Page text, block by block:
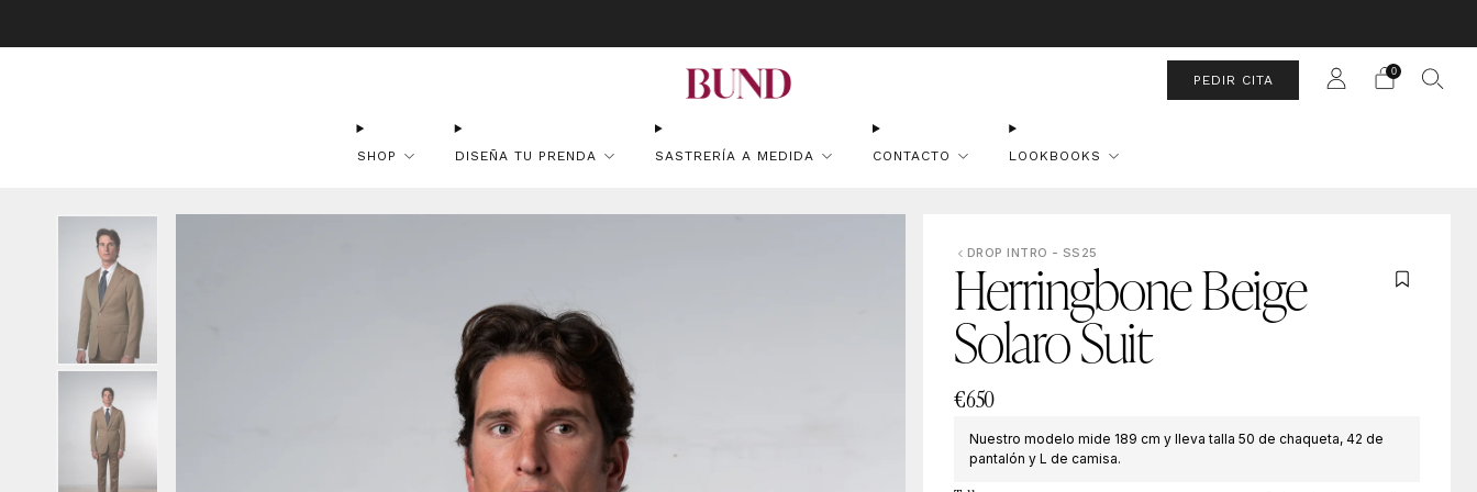
SHOP DISEÑA TU PRENDA SASTRERÍA A MEDIDA CONTACTO LOOKBOOKS
PEDIR CITA
0
DROP INTRO - SS25
Herringbone Beige
Solaro Suit
€650
Nuestro modelo mide 189 cm y lleva talla 50 de chaqueta, 42 de
pantalón y L de camisa.